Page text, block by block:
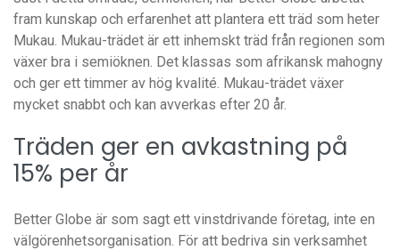
fram kunskap och erfarenhet att plantera ett träd som heter
Mukau. Mukau-trädet är ett inhemskt träd från regionen som
växer bra i semiöknen. Det klassas som afrikansk mahogny
och ger ett timmer av hög kvalité. Mukau-trädet växer
mycket snabbt och kan avverkas efter 20 år.
Träden ger en avkastning på
15% per år
Better Globe är som sagt ett vinstdrivande företag, inte en
välgörenhetsorganisation. För att bedriva sin verksamhet